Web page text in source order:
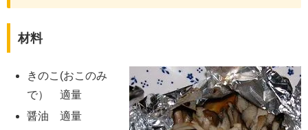
材料
きのこ(おこのみ
で） 適量
醤油 適量